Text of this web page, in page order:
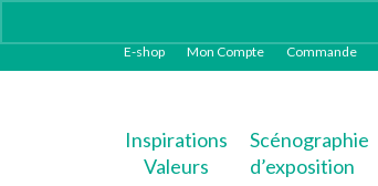
E-shop Mon Compte Commande
Inspirations
Valeurs
Scénographie
d’exposition